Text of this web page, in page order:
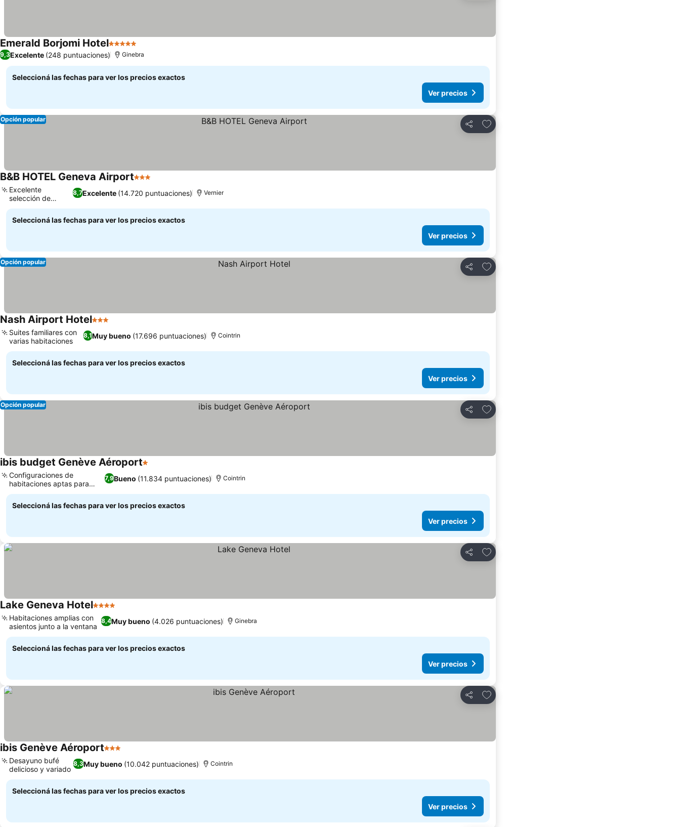
Emerald Borjomi Hotel5 Estrellas
9,3Excelente (248 puntuaciones) Ginebra
Seleccioná las fechas para ver los precios exactos
Ver precios
Compartir
Añadir a favoritos
Opción popular
B&B HOTEL Geneva Airport3 Estrellas
8,7Excelente (14.720 puntuaciones)
Excelente
selección de
desayuno
Vernier
Seleccioná las fechas para ver los precios exactos
Ver precios
Compartir
Añadir a favoritos
Opción popular
Nash Airport Hotel3 Estrellas
8,1Muy bueno (17.696 puntuaciones)
Suites familiares con
varias habitaciones
Cointrin
Seleccioná las fechas para ver los precios exactos
Ver precios
Compartir
Añadir a favoritos
Opción popular
ibis budget Genève Aéroport1 Estrellas
7,9Bueno (11.834 puntuaciones)
Configuraciones de
habitaciones aptas para
familias
Cointrin
Seleccioná las fechas para ver los precios exactos
Ver precios
Compartir
Añadir a favoritos
Lake Geneva Hotel4 Estrellas
8,4Muy bueno (4.026 puntuaciones)
Habitaciones amplias con
asientos junto a la ventana
Ginebra
Seleccioná las fechas para ver los precios exactos
Ver precios
Compartir
Añadir a favoritos
ibis Genève Aéroport3 Estrellas
8,3Muy bueno (10.042 puntuaciones)
Desayuno bufé
delicioso y variado
Cointrin
Seleccioná las fechas para ver los precios exactos
Ver precios